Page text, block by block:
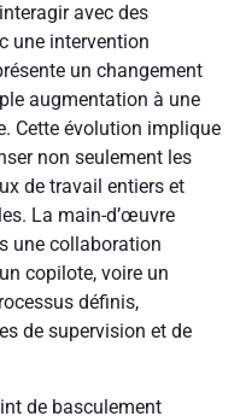
avec des
une intervention
un changement
augmentation à une
Cette évolution implique
non seulement les
de travail entiers et
La main-d’œuvre
une collaboration
copilote, voire un
définis,
de supervision et de
de basculement